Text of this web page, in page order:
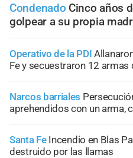
Condenado Cinco años
golpear a su propia
Operativo de la PDI
Fe y secuestraron 12
Narcos barriales
aprehendidos con un arma,
Santa Fe Incendio en Blas
destruido por las llamas